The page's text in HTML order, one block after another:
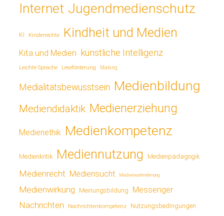
Internet Jugendmedienschutz
KI Kinderrechte Kindheit und Medien
Kita und Medien künstliche Intelligenz
Leichte Sprache Leseförderung Making
Medialitätsbewusstsein Medienbildung
Mediendidaktik Medienerziehung
Medienethik Medienkompetenz
Medienkritik Mediennutzung Medienpädagogik
Medienrecht Mediensucht Medienwahrnehmung
Medienwirkung Meinungsbildung Messenger
Nachrichten Nachrichtenkompetenz Nutzungsbedingungen